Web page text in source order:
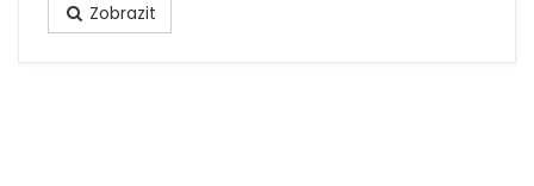
Zobrazit